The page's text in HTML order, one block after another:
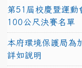
第51屆校慶暨運動
100公尺決賽名單
本府環境保護局為
詳如說明